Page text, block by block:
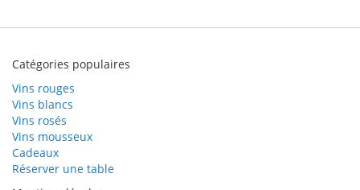
Catégories populaires
Vins rouges
Vins blancs
Vins rosés
Vins mousseux
Cadeaux
Réserver une table